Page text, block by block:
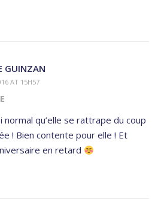
GUINZAN
AT 15H57
normal qu’elle se rattrape du coup
! Bien contente pour elle ! Et
en retard